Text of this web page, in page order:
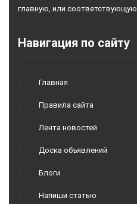
главную, или соответствующую
Навигация по сайту
Главная
Правила сайта
Лента новостей
Доска объявлений
Блоги
Напиши статью